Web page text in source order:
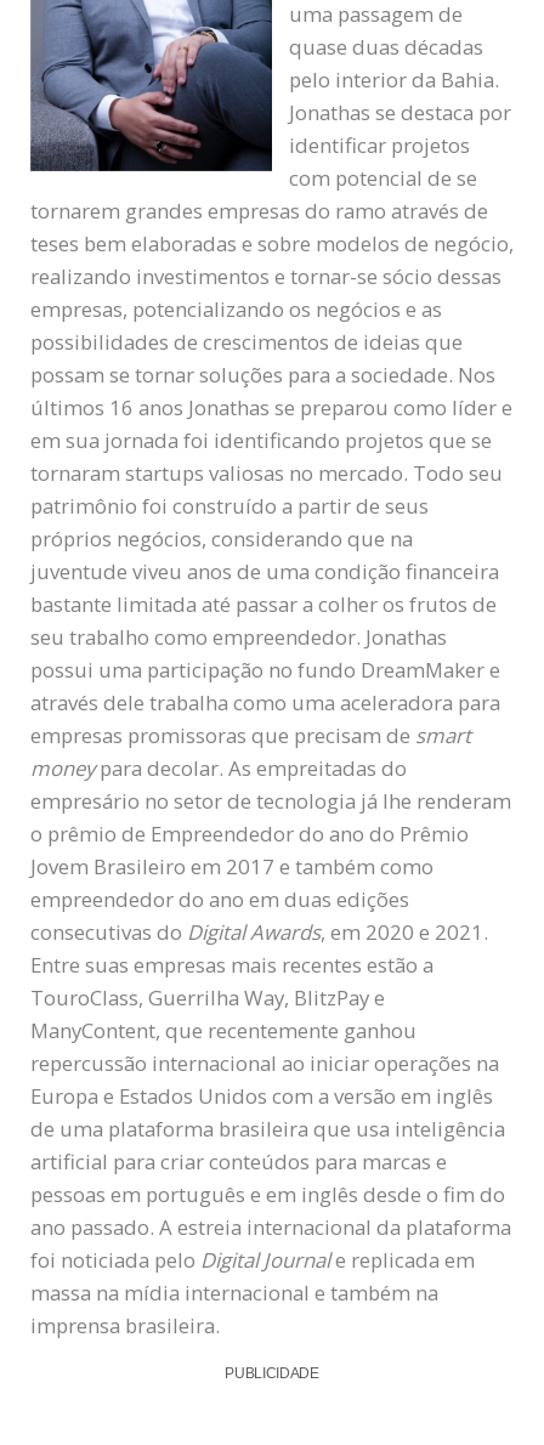
uma passagem de
quase duas décadas
pelo interior da Bahia.
Jonathas se destaca por
identificar projetos
com potencial de se
tornarem grandes empresas do ramo através de
teses bem elaboradas e sobre modelos de negócio,
realizando investimentos e tornar-se sócio dessas
empresas, potencializando os negócios e as
possibilidades de crescimentos de ideias que
possam se tornar soluções para a sociedade. Nos
últimos 16 anos Jonathas se preparou como líder e
em sua jornada foi identificando projetos que se
tornaram startups valiosas no mercado. Todo seu
patrimônio foi construído a partir de seus
próprios negócios, considerando que na
juventude viveu anos de uma condição financeira
bastante limitada até passar a colher os frutos de
seu trabalho como empreendedor. Jonathas
possui uma participação no fundo DreamMaker e
através dele trabalha como uma aceleradora para
empresas promissoras que precisam de smart
moneypara decolar. As empreitadas do
empresário no setor de tecnologia já lhe renderam
o prêmio de Empreendedor do ano do Prêmio
Jovem Brasileiro em 2017 e também como
empreendedor do ano em duas edições
consecutivas do Digital Awards, em 2020 e 2021.
Entre suas empresas mais recentes estão a
TouroClass, Guerrilha Way, BlitzPay e
ManyContent, que recentemente ganhou
repercussão internacional ao iniciar operações na
Europa e Estados Unidos com a versão em inglês
de uma plataforma brasileira que usa inteligência
artificial para criar conteúdos para marcas e
pessoas em português e em inglês desde o fim do
ano passado. A estreia internacional da plataforma
foi noticiada pelo Digital Journale replicada em
massa na mídia internacional e também na
imprensa brasileira.
PUBLICIDADE